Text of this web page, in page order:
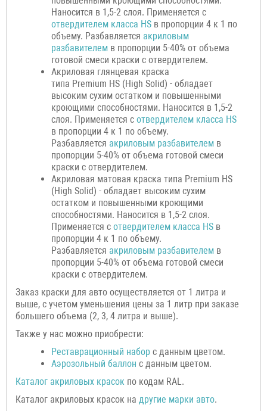
Наносится в 1,5-2 слоя. Применяется с
отвердителем класса HS в пропорции 4 к 1 по
объему. Разбавляется акриловым
разбавителем в пропорции 5-40% от объема
готовой смеси краски с отвердителем.
Акриловая глянцевая краска
типа Premium HS (High Solid) - обладает
высоким сухим остатком и повышенными
кроющими способностями. Наносится в 1,5-2
слоя. Применяется с отвердителем класса HS
в пропорции 4 к 1 по объему.
Разбавляется акриловым разбавителем в
пропорции 5-40% от объема готовой смеси
краски с отвердителем.
Акриловая матовая краска типа Premium HS
(High Solid) - обладает высоким сухим
остатком и повышенными кроющими
способностями. Наносится в 1,5-2 слоя.
Применяется с отвердителем класса HS в
пропорции 4 к 1 по объему.
Разбавляется акриловым разбавителем в
пропорции 5-40% от объема готовой смеси
краски с отвердителем.
Заказ краски для авто осуществляется от 1 литра и
выше, с учетом уменьшения цены за 1 литр при заказе
большего объема (2, 3, 4 литра и выше).
Также у нас можно приобрести:
Реставрационный набор с данным цветом.
Аэрозольный баллон с данным цветом.
Каталог акриловых красок по кодам RAL.
Каталог акриловых красок на другие марки авто.